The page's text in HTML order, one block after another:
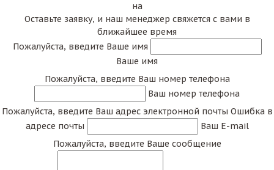
на
Оставьте заявку, и наш менеджер свяжется с вами в
ближайшее время
Пожалуйста, введите Ваше имя
Ваше имя
Пожалуйста, введите Ваш номер телефона
Ваш номер телефона
Пожалуйста, введите Ваш адрес электронной почты Ошибка в
адресе почты
Ваш E-mail
Пожалуйста, введите Ваше сообщение